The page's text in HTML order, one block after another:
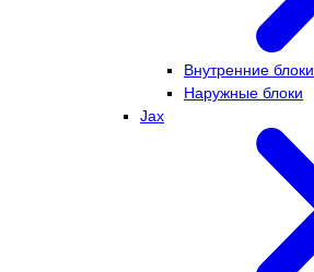
Внутренние блоки
Наружные блоки
Jax